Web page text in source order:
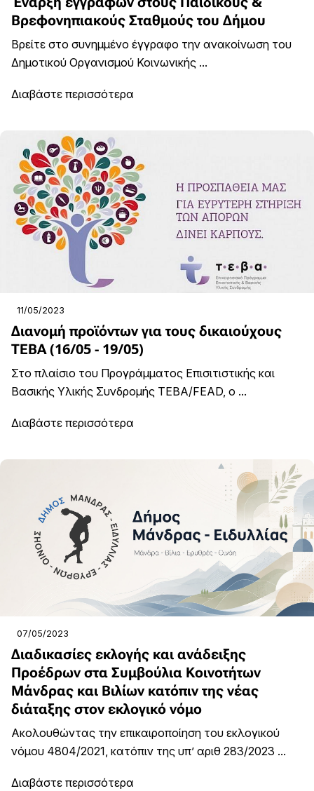
Βρεφονηπιακούς Σταθμούς του Δήμου
Βρείτε στο συνημμένο έγγραφο την ανακοίνωση του
Δημοτικού Οργανισμού Κοινωνικής ...
Διαβάστε περισσότερα
11/05/2023
Διανομή προϊόντων για τους δικαιούχους
ΤΕΒΑ (16/05 - 19/05)
Στο πλαίσιο του Προγράμματος Επισιτιστικής και
Βασικής Υλικής Συνδρομής ΤΕΒΑ/FEAD, ο ...
Διαβάστε περισσότερα
07/05/2023
Διαδικασίες εκλογής και ανάδειξης
Προέδρων στα Συμβούλια Κοινοτήτων
Μάνδρας και Βιλίων κατόπιν της νέας
διάταξης στον εκλογικό νόμο
Ακολουθώντας την επικαιροποίηση του εκλογικού
νόμου 4804/2021, κατόπιν της υπ’ αριθ 283/2023 ...
Διαβάστε περισσότερα